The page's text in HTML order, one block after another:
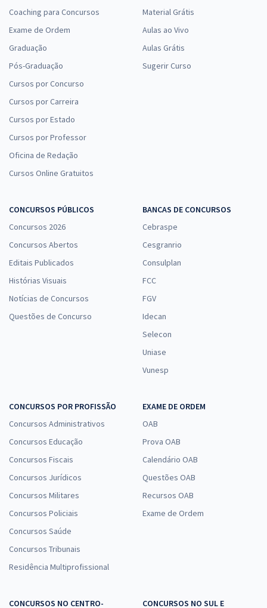
Coaching para Concursos
Exame de Ordem
Graduação
Pós-Graduação
Cursos por Concurso
Cursos por Carreira
Cursos por Estado
Cursos por Professor
Oficina de Redação
Cursos Online Gratuitos
Material Grátis
Aulas ao Vivo
Aulas Grátis
Sugerir Curso
CONCURSOS PÚBLICOS
Concursos 2026
Concursos Abertos
Editais Publicados
Histórias Visuais
Notícias de Concursos
Questões de Concurso
BANCAS DE CONCURSOS
Cebraspe
Cesgranrio
Consulplan
FCC
FGV
Idecan
Selecon
Uniase
Vunesp
CONCURSOS POR PROFISSÃO
Concursos Administrativos
Concursos Educação
Concursos Fiscais
Concursos Jurídicos
Concursos Militares
Concursos Policiais
Concursos Saúde
Concursos Tribunais
Residência Multiprofissional
EXAME DE ORDEM
OAB
Prova OAB
Calendário OAB
Questões OAB
Recursos OAB
Exame de Ordem
CONCURSOS NO CENTRO-
CONCURSOS NO SUL E